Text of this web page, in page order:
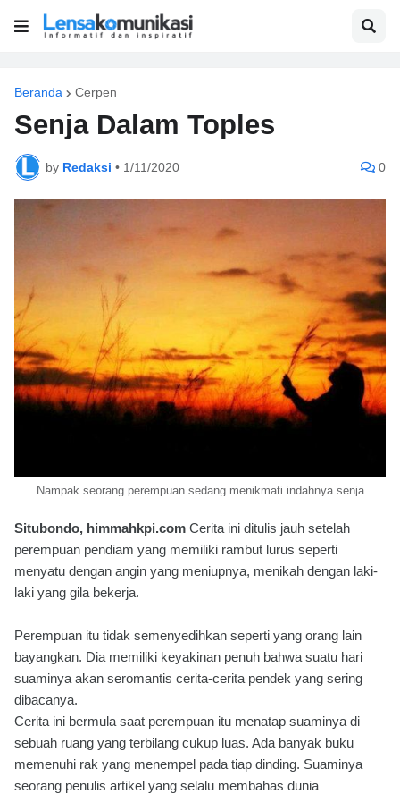
Beranda Cerpen
Senja Dalam Toples
by Redaksi • 1/11/2020 0
Nampak seorang perempuan sedang menikmati indahnya senja
Situbondo, himmahkpi.com Cerita ini ditulis jauh setelah
perempuan pendiam yang memiliki rambut lurus seperti
menyatu dengan angin yang meniupnya, menikah dengan laki-
laki yang gila bekerja.
Perempuan itu tidak semenyedihkan seperti yang orang lain
bayangkan. Dia memiliki keyakinan penuh bahwa suatu hari
suaminya akan seromantis cerita-cerita pendek yang sering
dibacanya.
Cerita ini bermula saat perempuan itu menatap suaminya di
sebuah ruang yang terbilang cukup luas. Ada banyak buku
memenuhi rak yang menempel pada tiap dinding. Suaminya
seorang penulis artikel yang selalu membahas dunia